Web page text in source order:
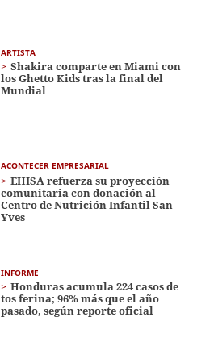
ARTISTA
Shakira comparte en Miami con
los Ghetto Kids tras la final del
Mundial
ACONTECER EMPRESARIAL
EHISA refuerza su proyección
comunitaria con donación al
Centro de Nutrición Infantil San
Yves
INFORME
Honduras acumula 224 casos de
tos ferina; 96% más que el año
pasado, según reporte oficial